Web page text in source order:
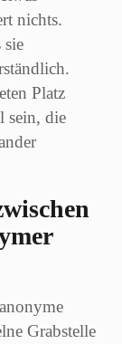
nichts.
sie
Platz
sein, die
Grabstelle